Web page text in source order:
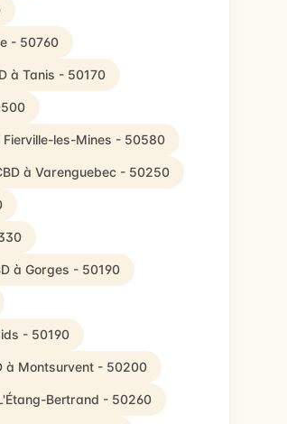
- 50760
à Tanis - 50170
les-Mines - 50580
à Varenguebec - 50250
à Gorges - 50190
- 50190
à Montsurvent - 50200
Bertrand - 50260